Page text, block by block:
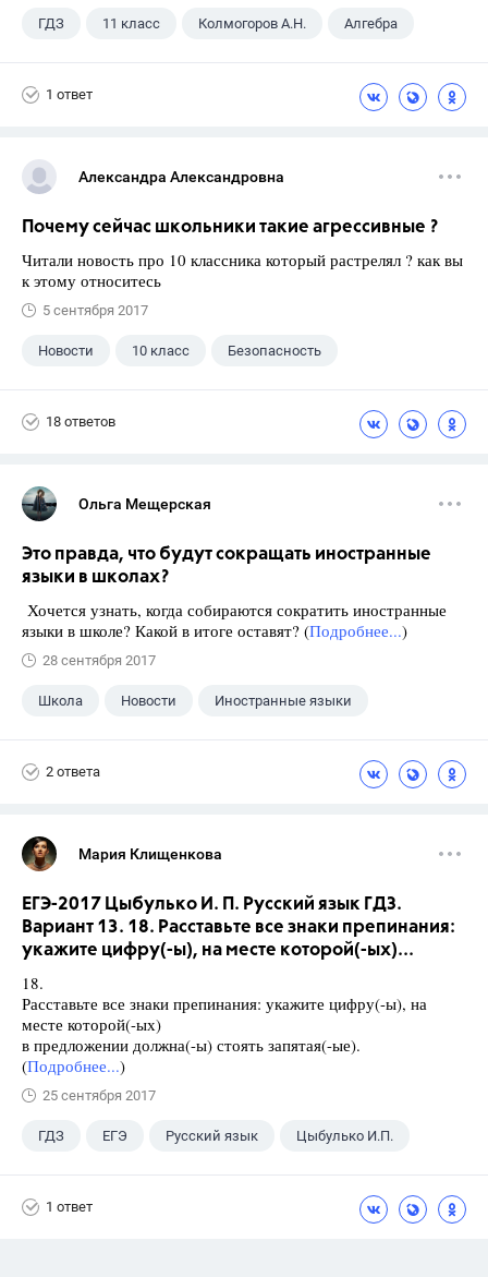
ГДЗ 11 класс Колмогоров А.Н. Алгебра
1 ответ
Александра Александровна
Почему сейчас школьники такие агрессивные ?
Читали новость про 10 классника который растрелял ? как вы
к этому относитесь
5 сентября 2017
Новости 10 класс Безопасность
18 ответов
Ольга Мещерская
Это правда, что будут сокращать иностранные
языки в школах?
Хочется узнать, когда собираются сократить иностранные
языки в школе? Какой в итоге оставят? (Подробнее...)
28 сентября 2017
Школа Новости Иностранные языки
2 ответа
Мария Клищенкова
ЕГЭ-2017 Цыбулько И. П. Русский язык ГДЗ.
Вариант 13. 18. Расставьте все знаки препинания:
укажите цифру(-ы), на месте которой(-ых)...
18.
Расставьте все знаки препинания: укажите цифру(-ы), на
месте которой(-ых)
в предложении должна(-ы) стоять запятая(-ые).
(Подробнее...)
25 сентября 2017
ГДЗ ЕГЭ Русский язык Цыбулько И.П.
1 ответ